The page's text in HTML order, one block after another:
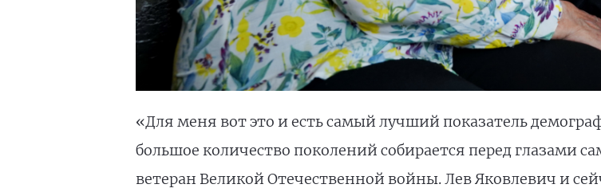
«Для меня вот это и есть самый лучший показатель
большое количество поколений собирается перед глазами
ветеран Великой Отечественной войны. Лев Яковлевич и